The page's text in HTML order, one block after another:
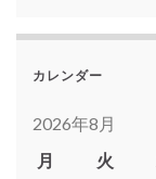
カレンダー
2026年8月
月
火